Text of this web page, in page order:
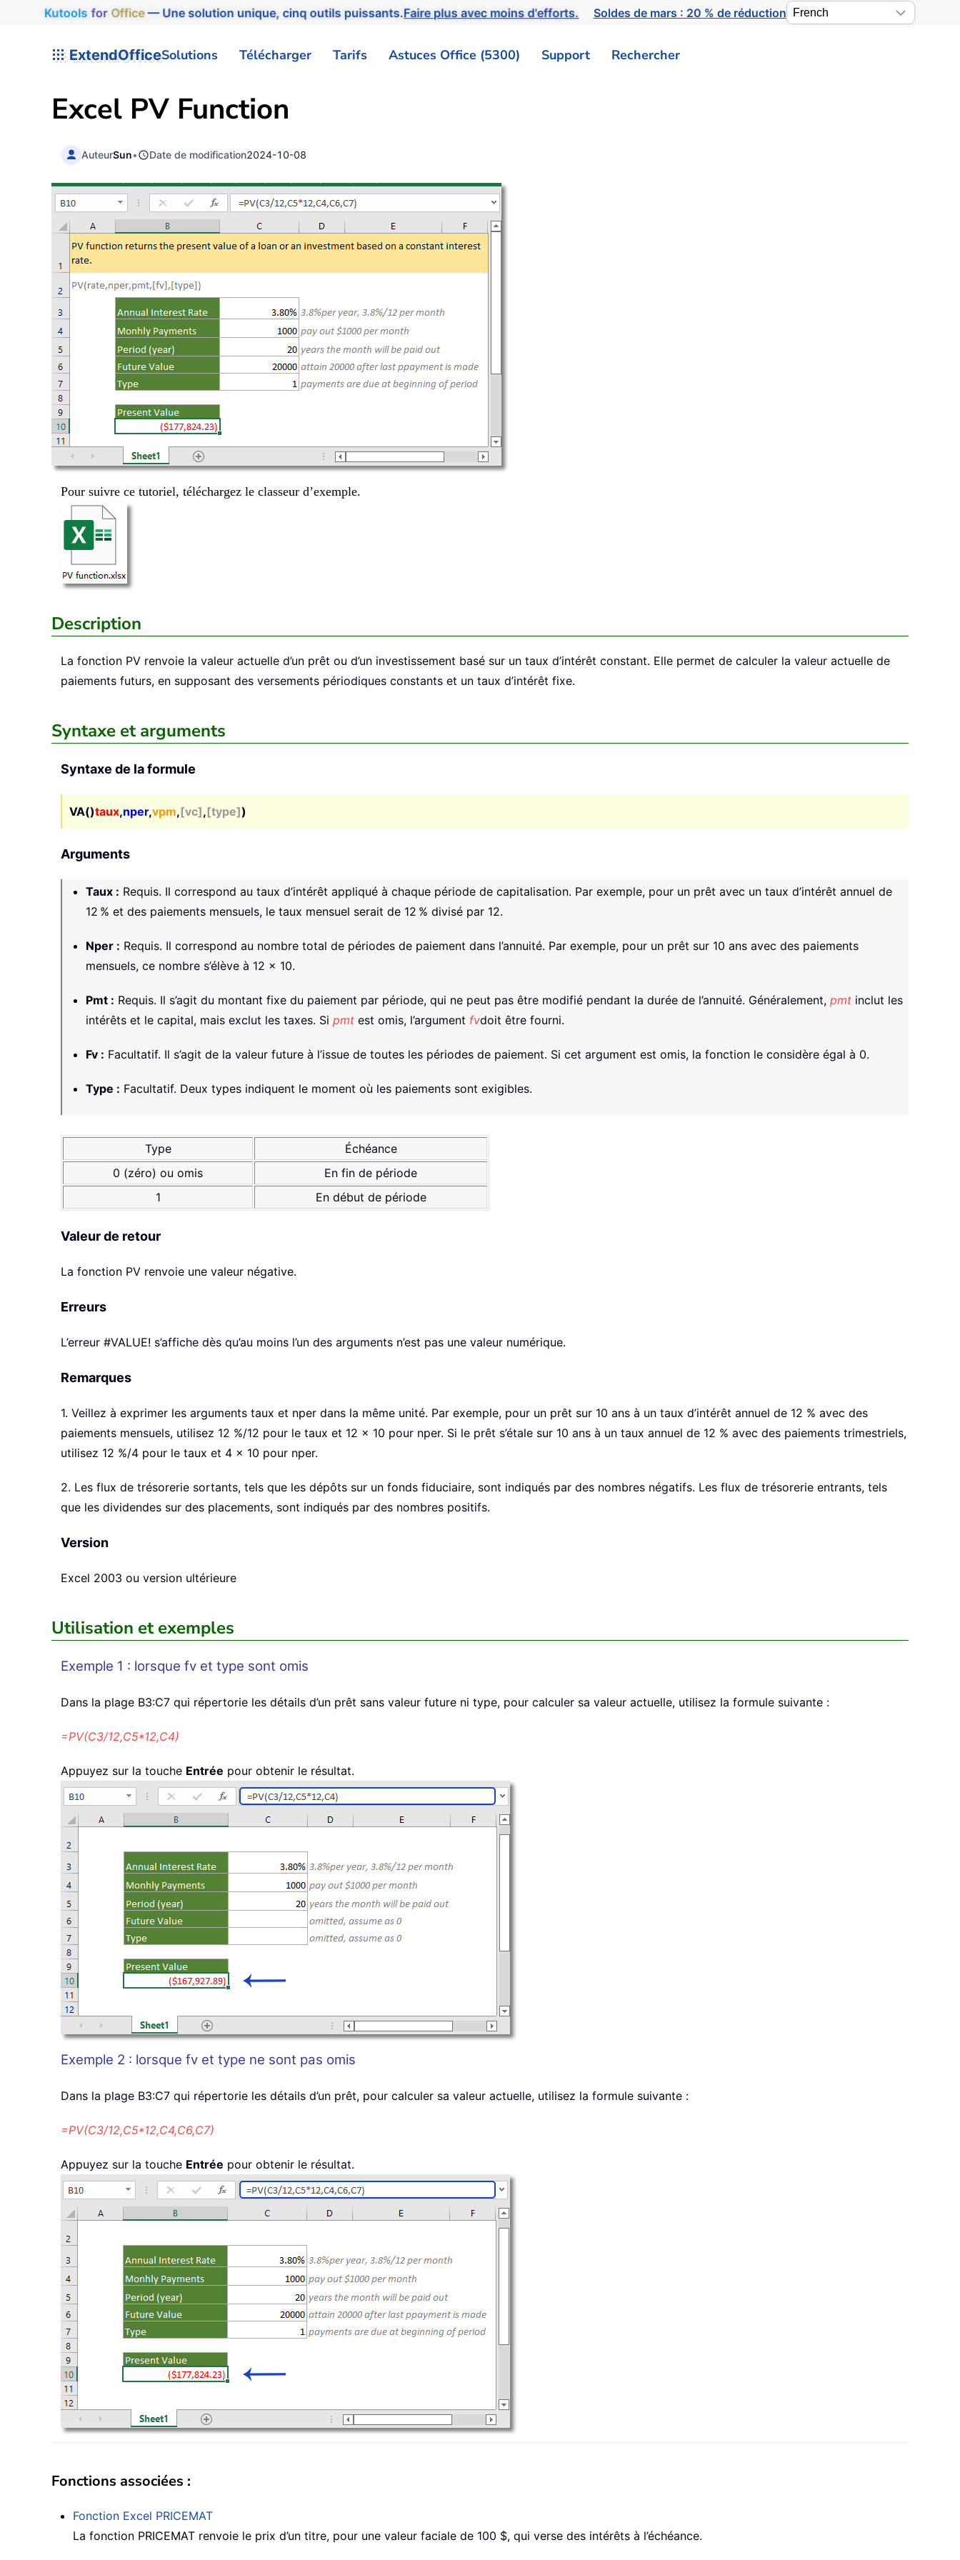
Kutools for Office— Une solution unique, cinq outils puissants.Faire plus avec moins d'efforts. Soldes de mars : 20 % de réduction
ExtendOfficeSolutions Télécharger Tarifs Astuces Office (5300) Support Rechercher
Excel PV Function
AuteurSun• Date de modification2024-10-08
Pour suivre ce tutoriel, téléchargez le classeur d’exemple.
Description
La fonction PV renvoie la valeur actuelle d’un prêt ou d’un investissement basé sur un taux d’intérêt constant. Elle permet de calculer la valeur actuelle de
paiements futurs, en supposant des versements périodiques constants et un taux d’intérêt fixe.
Syntaxe et arguments
Syntaxe de la formule
VA()taux,nper,vpm,[vc],[type])
Arguments
Taux : Requis. Il correspond au taux d’intérêt appliqué à chaque période de capitalisation. Par exemple, pour un prêt avec un taux d’intérêt annuel de
12 % et des paiements mensuels, le taux mensuel serait de 12 % divisé par 12.
Nper : Requis. Il correspond au nombre total de périodes de paiement dans l’annuité. Par exemple, pour un prêt sur 10 ans avec des paiements
mensuels, ce nombre s’élève à 12 × 10.
Pmt : Requis. Il s’agit du montant fixe du paiement par période, qui ne peut pas être modifié pendant la durée de l’annuité. Généralement, pmt inclut les
intérêts et le capital, mais exclut les taxes. Si pmt est omis, l’argument fvdoit être fourni.
Fv : Facultatif. Il s’agit de la valeur future à l’issue de toutes les périodes de paiement. Si cet argument est omis, la fonction le considère égal à 0.
Type : Facultatif. Deux types indiquent le moment où les paiements sont exigibles.
Type
Échéance
0 (zéro) ou omis
En fin de période
1
En début de période
Valeur de retour
La fonction PV renvoie une valeur négative.
Erreurs
L’erreur #VALUE! s’affiche dès qu’au moins l’un des arguments n’est pas une valeur numérique.
Remarques
1. Veillez à exprimer les arguments taux et nper dans la même unité. Par exemple, pour un prêt sur 10 ans à un taux d’intérêt annuel de 12 % avec des
paiements mensuels, utilisez 12 %/12 pour le taux et 12 × 10 pour nper. Si le prêt s’étale sur 10 ans à un taux annuel de 12 % avec des paiements trimestriels,
utilisez 12 %/4 pour le taux et 4 × 10 pour nper.
2. Les flux de trésorerie sortants, tels que les dépôts sur un fonds fiduciaire, sont indiqués par des nombres négatifs. Les flux de trésorerie entrants, tels
que les dividendes sur des placements, sont indiqués par des nombres positifs.
Version
Excel 2003 ou version ultérieure
Utilisation et exemples
Exemple 1 : lorsque fv et type sont omis
Dans la plage B3:C7 qui répertorie les détails d’un prêt sans valeur future ni type, pour calculer sa valeur actuelle, utilisez la formule suivante :
=PV(C3/12,C5*12,C4)
Appuyez sur la touche Entrée pour obtenir le résultat.
Exemple 2 : lorsque fv et type ne sont pas omis
Dans la plage B3:C7 qui répertorie les détails d’un prêt, pour calculer sa valeur actuelle, utilisez la formule suivante :
=PV(C3/12,C5*12,C4,C6,C7)
Appuyez sur la touche Entrée pour obtenir le résultat.
Fonctions associées :
Fonction Excel PRICEMAT
La fonction PRICEMAT renvoie le prix d’un titre, pour une valeur faciale de 100 $, qui verse des intérêts à l’échéance.